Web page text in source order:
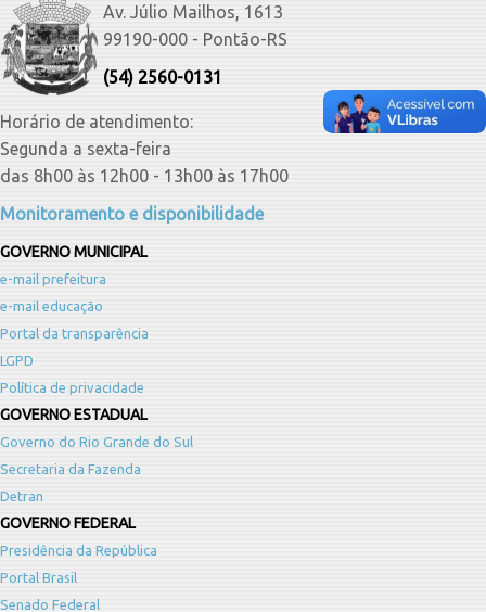
Av. Júlio Mailhos, 1613
99190-000 - Pontão-RS
(54) 2560-0131
Horário de atendimento:
Segunda a sexta-feira
das 8h00 às 12h00 - 13h00 às 17h00
Monitoramento e disponibilidade
GOVERNO MUNICIPAL
e-mail prefeitura
e-mail educação
Portal da transparência
LGPD
Política de privacidade
GOVERNO ESTADUAL
Governo do Rio Grande do Sul
Secretaria da Fazenda
Detran
GOVERNO FEDERAL
Presidência da República
Portal Brasil
Senado Federal